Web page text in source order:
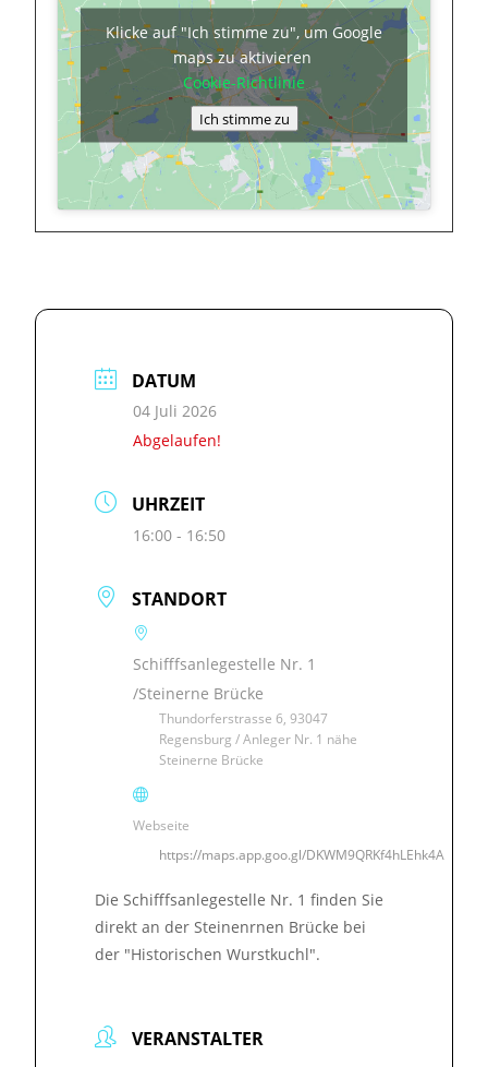
Klicke auf "Ich stimme zu", um Google
maps zu aktivieren
Cookie-Richtlinie
Ich stimme zu
DATUM
04 Juli 2026
Abgelaufen!
UHRZEIT
16:00 - 16:50
STANDORT
Schifffsanlegestelle Nr. 1
/Steinerne Brücke
Thundorferstrasse 6, 93047
Regensburg / Anleger Nr. 1 nähe
Steinerne Brücke
Webseite
https://maps.app.goo.gl/DKWM9QRKf4hLEhk4A
Die Schifffsanlegestelle Nr. 1 finden Sie
direkt an der Steinenrnen Brücke bei
der "Historischen Wurstkuchl".
VERANSTALTER